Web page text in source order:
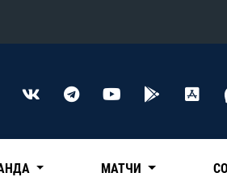
Конференция «Восток»
МАТЧИ